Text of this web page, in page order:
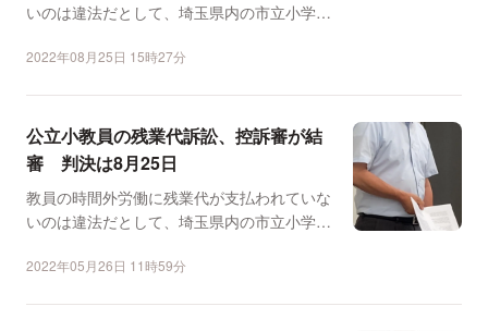
いのは違法だとして、埼玉県内の市立小学校
2022年08月25日 15時27分
公立小教員の残業代訴訟、控訴審が結
審 判決は8月25日
教員の時間外労働に残業代が支払われていな
いのは違法だとして、埼玉県内の市立小学校
2022年05月26日 11時59分